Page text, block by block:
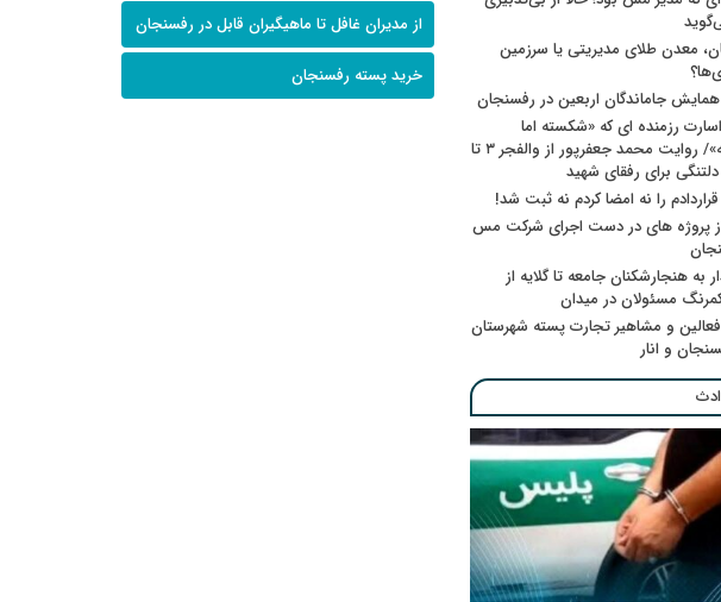
معدن طلای مدیریتی یا سرزمین
جاماندگان اربعین در رفسنجان
رزمنده ای که «شکسته اما
ننشسته»/ روایت محمد جعفرپور از والفجر ۳ تا
برای رفقای شهید
را نه امضا کردم نه ثبت شد!
از پروژه های در دست اجرای شرکت مس
به هنجارشکنان جامعه تا گلایه از
مسئولان در میدان
و مشاهیر تجارت پسته شهرستان
و انار
از مدیران غافل تا ماهیگیران قابل در رفسنجان
خرید پسته رفسنجان